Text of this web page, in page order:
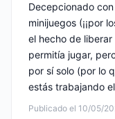
Publicado el 10/05/
Decepcionado
minijuegos (¡¡por
el hecho de
permitía jugar,
por sí solo (por lo
estás trabajando